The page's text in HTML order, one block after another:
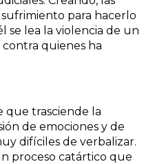
para hacerlo
se lea la violencia de un
contra quienes ha
que trasciende la
de emociones y de
difíciles de verbalizar.
proceso catártico que